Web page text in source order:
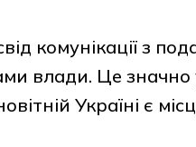
комунікації з
влади. Це значно
Україні є